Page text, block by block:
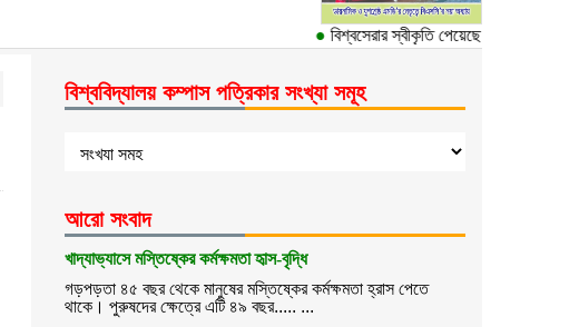
বিশ্বসেরার স্বীকৃতি পেয়েছে ঢাকা
বিশ্ববিদ্যালয় কম্পাস পত্রিকার সংখ্যা সমূহ
আরো সংবাদ
খাদ্যাভ্যাসে মস্তিষ্কের কর্মক্ষমতা হৃাস-বৃদ্ধি
গড়পড়তা ৪৫ বছর থেকে মানুষের মস্তিষ্কের কর্মক্ষমতা হ্রাস পেতে
থাকে। পুরুষদের ক্ষেত্রে এটি ৪৯ বছর..... ...